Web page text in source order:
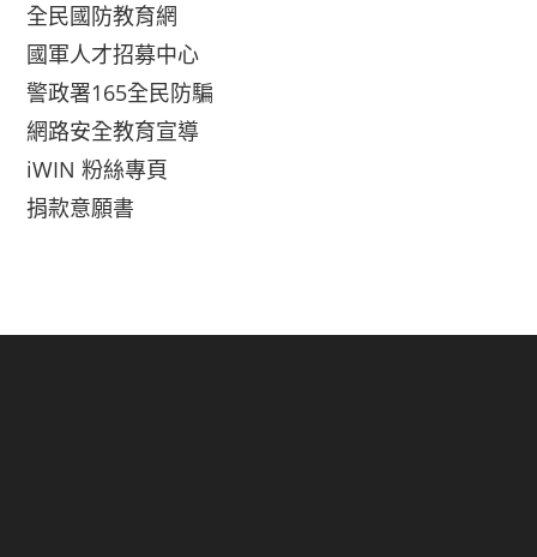
全民國防教育網
國軍人才招募中心
警政署165全民防騙
網路安全教育宣導
iWIN 粉絲專頁
捐款意願書